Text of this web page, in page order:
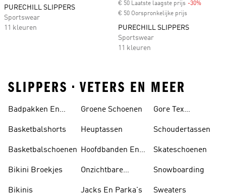
PURECHILL SLIPPERS
Sportswear
11 kleuren
€ 50 Laatste laagste prijs -30%
€ 50 Oorspronkelijke prijs
PURECHILL SLIPPERS
Sportswear
11 kleuren
SLIPPERS • VETERS EN MEER
Badpakken En
Basketbalshorts
Basketbalschoenen
Bikini Broekjes
Bikinis
Groene Schoenen
Heuptassen
Hoofdbanden En
Onzichtbare
Jacks En Parka's
Gore Tex
Schoudertassen
Skateschoenen
Snowboarding
Sweaters